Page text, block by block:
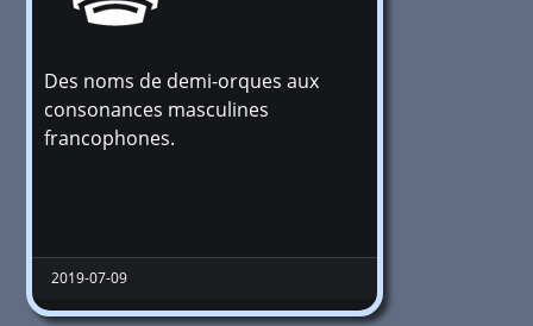
+1 million
Des noms de demi-orques aux
consonances masculines
francophones.
2019-07-09